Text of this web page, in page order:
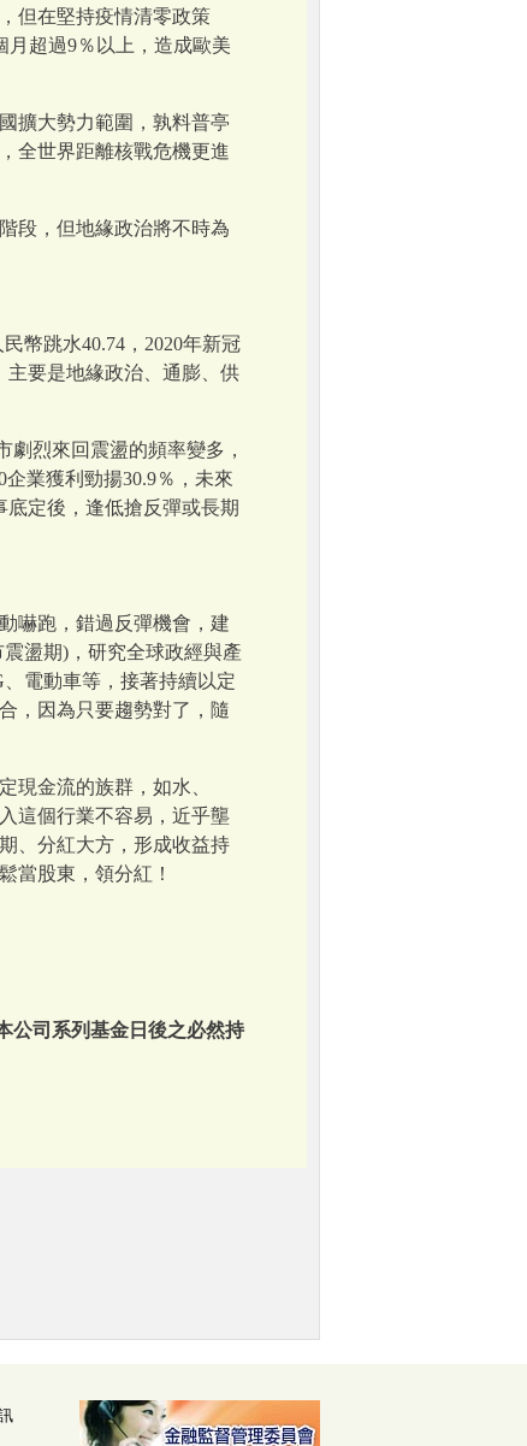
但在堅持疫情清零政策
月超過9％以上，造成歐美
擴大勢力範圍，孰料普亭
全世界距離核戰危機更進
段，但地緣政治將不時為
幣跳水40.74，2020年新冠
主要是地緣政治、通膨、供
烈來回震盪的頻率變多，
業獲利勁揚30.9％，未來
定後，逢低搶反彈或長期
嚇跑，錯過反彈機會，建
盪期)，研究全球政經與產
電動車等，接著持續以定
，因為只要趨勢對了，隨
現金流的族群，如水、
這個行業不容易，近乎壟
、分紅大方，形成收益持
當股東，領分紅！
公司系列基金日後之必然持